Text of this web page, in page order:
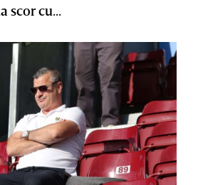
scor cu...